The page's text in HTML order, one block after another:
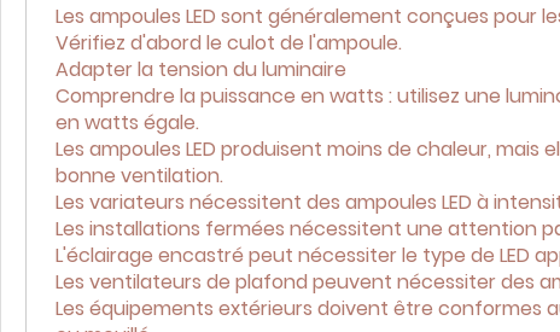
Les ampoules LED sont généralement conçues pour
Vérifiez d'abord le culot de l'ampoule.
Adapter la tension du luminaire
Comprendre la puissance en watts : utilisez une
en watts égale.
Les ampoules LED produisent moins de chaleur,
bonne ventilation.
Les variateurs nécessitent des ampoules LED à
Les installations fermées nécessitent une attention
L'éclairage encastré peut nécessiter le type de LED
Les ventilateurs de plafond peuvent nécessiter des
Les équipements extérieurs doivent être conformes